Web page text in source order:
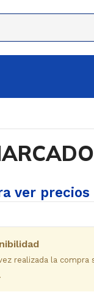
ver precios
realizada la